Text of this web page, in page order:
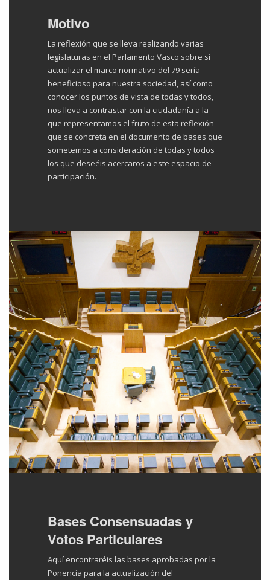
Motivo
La reflexión que se lleva realizando varias
legislaturas en el Parlamento Vasco sobre si
actualizar el marco normativo del 79 sería
beneficioso para nuestra sociedad, así como
conocer los puntos de vista de todas y todos,
nos lleva a contrastar con la ciudadanía a la
que representamos el fruto de esta reflexión
que se concreta en el documento de bases que
sometemos a consideración de todas y todos
los que deseéis acercaros a este espacio de
participación.
Bases Consensuadas y
Votos Particulares
Aquí encontraréis las bases aprobadas por la
Ponencia para la actualización del